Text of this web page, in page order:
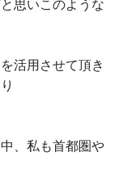
思いこのような
活用させて頂き
、私も首都圏や